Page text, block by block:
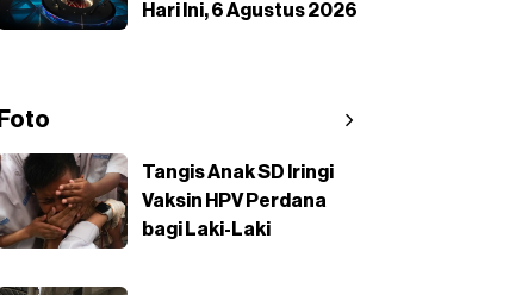
Hari Ini, 6 Agustus 2026
Foto
Tangis Anak SD Iringi
Vaksin HPV Perdana
bagi Laki-Laki